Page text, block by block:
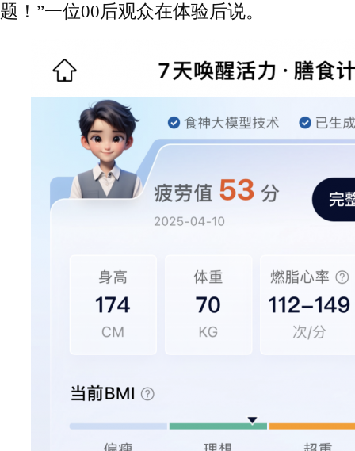
题！”一位00后观众在体验后说。